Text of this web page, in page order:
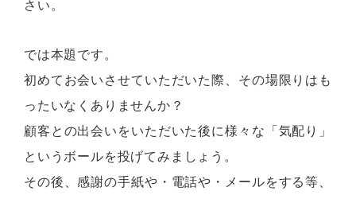
さい。
では本題です。
初めてお会いさせていただいた際、その場限りはも
ったいなくありませんか？
顧客との出会いをいただいた後に様々な「気配り」
というボールを投げてみましょう。
その後、感謝の手紙や・電話や・メールをする等、